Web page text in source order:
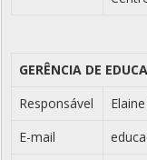
GERÊNCIA DE
Responsável
E-mail